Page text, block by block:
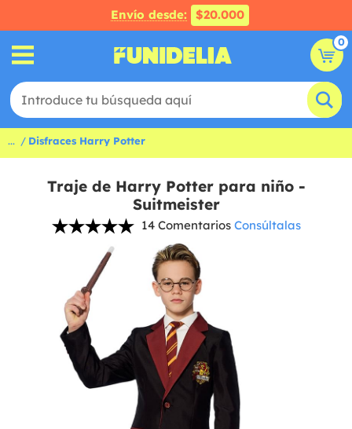
Envío desde: $20.000
0
... Disfraces Harry Potter
Traje de Harry Potter para niño -
Suitmeister
14 Comentarios Consúltalas